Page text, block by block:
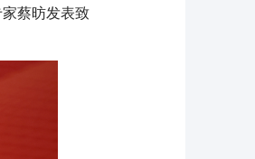
蔡昉发表致